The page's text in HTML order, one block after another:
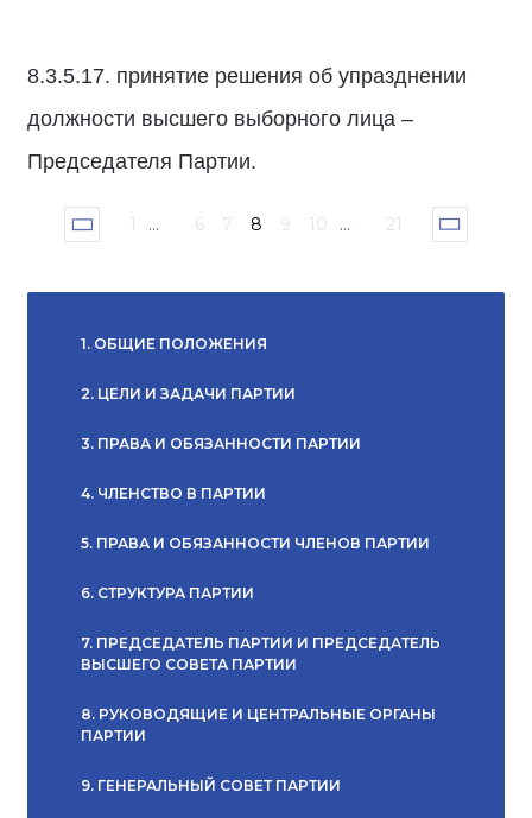
8.3.5.17. принятие решения об упразднении
должности высшего выборного лица –
Председателя Партии.
1 ... 6 7 8 9 10 ... 21
1. ОБЩИЕ ПОЛОЖЕНИЯ
2. ЦЕЛИ И ЗАДАЧИ ПАРТИИ
3. ПРАВА И ОБЯЗАННОСТИ ПАРТИИ
4. ЧЛЕНСТВО В ПАРТИИ
5. ПРАВА И ОБЯЗАННОСТИ ЧЛЕНОВ ПАРТИИ
6. СТРУКТУРА ПАРТИИ
7. ПРЕДСЕДАТЕЛЬ ПАРТИИ И ПРЕДСЕДАТЕЛЬ
ВЫСШЕГО СОВЕТА ПАРТИИ
8. РУКОВОДЯЩИЕ И ЦЕНТРАЛЬНЫЕ ОРГАНЫ
ПАРТИИ
9. ГЕНЕРАЛЬНЫЙ СОВЕТ ПАРТИИ